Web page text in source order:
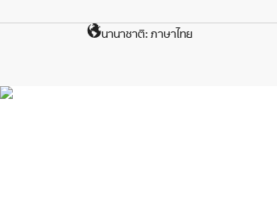
นานาชาติ: ภาษาไทย